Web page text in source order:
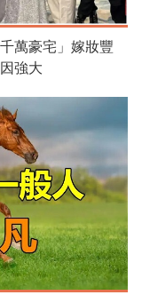
萬豪宅」嫁妝豐
強大